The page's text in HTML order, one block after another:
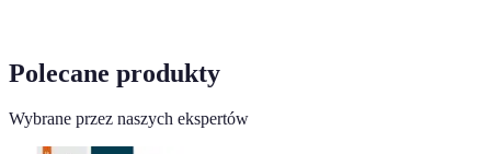
Polecane produkty
Wybrane przez naszych ekspertów